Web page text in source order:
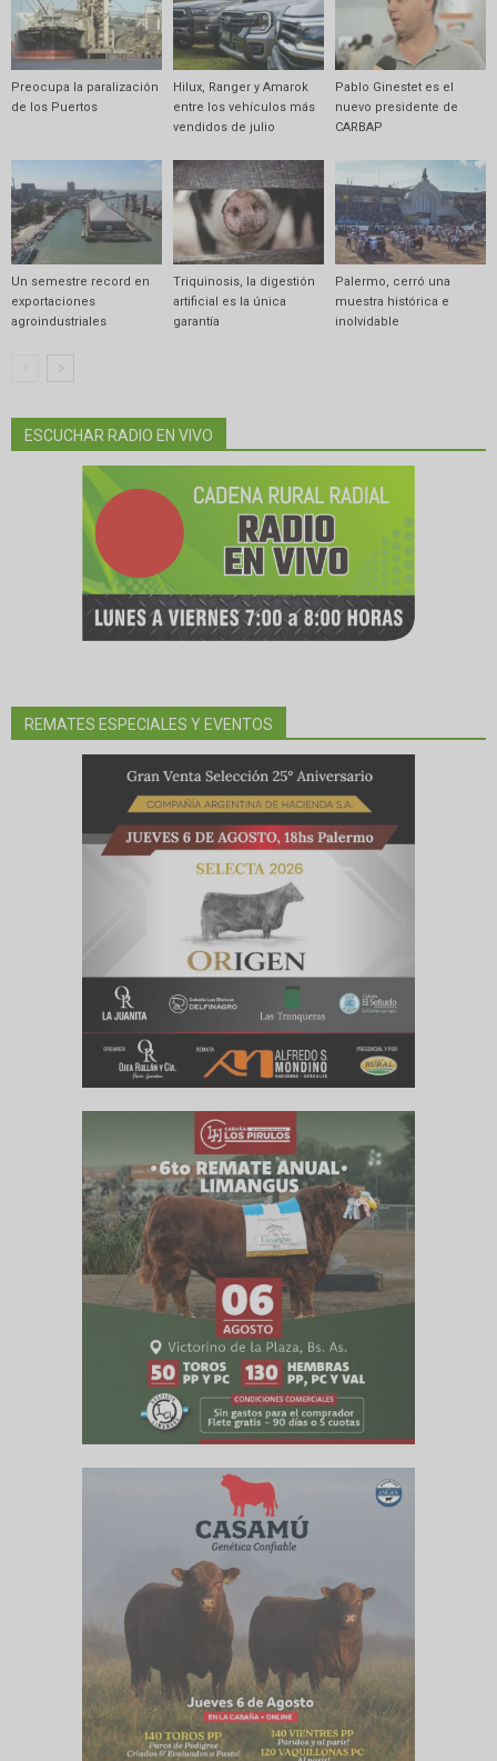
Preocupa la paralización
de los Puertos
Hilux, Ranger y Amarok
entre los vehículos más
vendidos de julio
Pablo Ginestet es el
nuevo presidente de
CARBAP
Un semestre record en
exportaciones
agroindustriales
Triquinosis, la digestión
artificial es la única
garantía
Palermo, cerró una
muestra histórica e
inolvidable
ESCUCHAR RADIO EN VIVO
REMATES ESPECIALES Y EVENTOS